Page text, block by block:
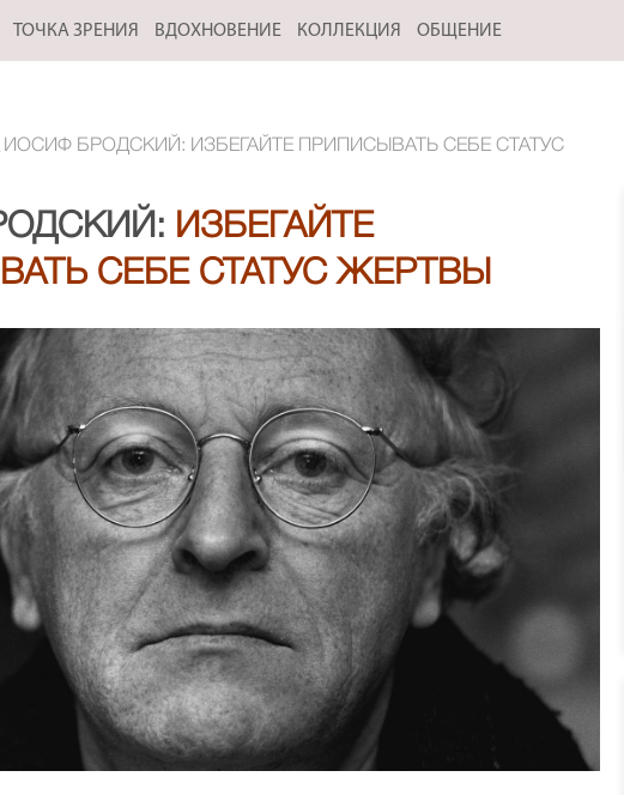
ТОЧКА ЗРЕНИЯ ВДОХНОВЕНИЕ КОЛЛЕКЦИЯ ОБЩЕНИЕ
ИОСИФ БРОДСКИЙ: ИЗБЕГАЙТЕ ПРИПИСЫВАТЬ СЕБЕ СТАТУС
ИЗБЕГАЙТЕ
СЕБЕ СТАТУС ЖЕРТВЫ